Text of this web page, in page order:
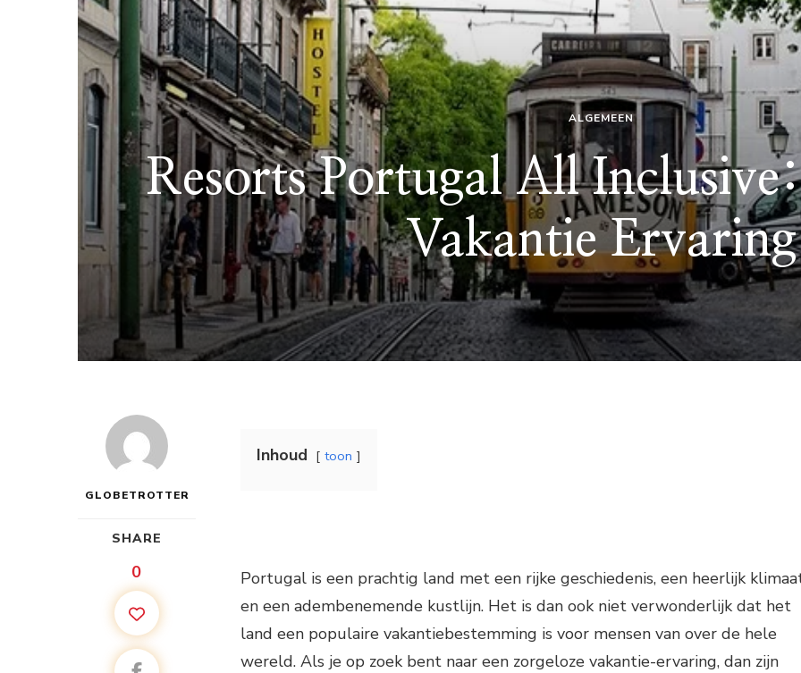
ALGEMEEN
Resorts Portugal All
Vakantie Ervaring
GLOBETROTTER
SHARE
0
Inhoud toon
Portugal is een prachtig land met een rijke geschiedenis, een heerlijk
en een adembenemende kustlijn. Het is dan ook niet verwonderlijk dat het
land een populaire vakantiebestemming is voor mensen van over de hele
wereld. Als je op zoek bent naar een zorgeloze vakantie-ervaring, dan zijn